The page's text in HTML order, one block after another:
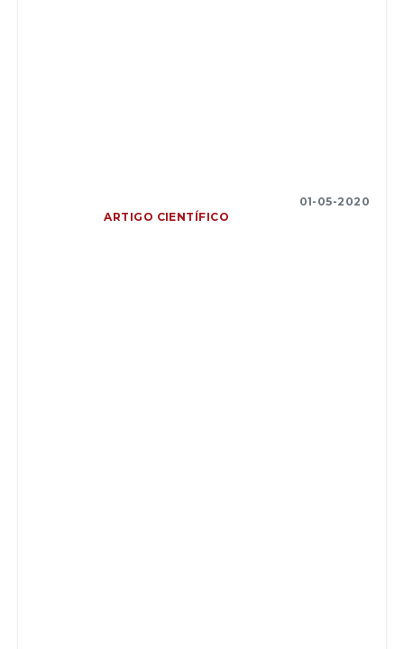
ARTIGO CIENTÍFICO
01-05-2020